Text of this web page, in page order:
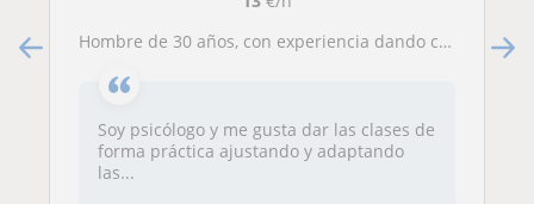
Hombre de 30 años, con experiencia dando clases particulares. He vivido más de un año en Irlanda y me gustaría dar clases desde niños has bachillerato
Soy psicólogo y me gusta dar las clases de
forma práctica ajustando y adaptando
las...